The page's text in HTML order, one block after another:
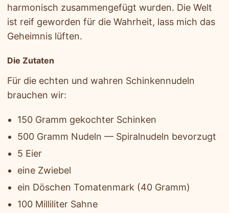
harmonisch zusammengefügt wurden. Die Welt
ist reif geworden für die Wahrheit, lass mich das
Geheimnis lüften.
Die Zutaten
Für die echten und wahren Schinkennudeln
brauchen wir:
150 Gramm gekochter Schinken
500 Gramm Nudeln — Spiralnudeln bevorzugt
5 Eier
eine Zwiebel
ein Döschen Tomatenmark (40 Gramm)
100 Milliliter Sahne